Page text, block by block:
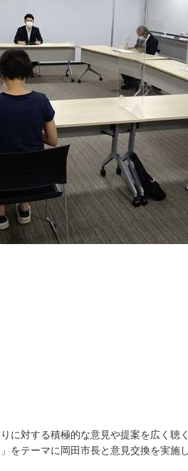
り に対する積極的な意見や提案を広く 聴く
」 をテーマに岡 田市長と意見交換を実施し